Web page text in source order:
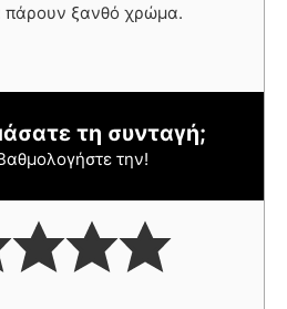
πάρουν ξανθό χρώμα.
τη συνταγή;
την!